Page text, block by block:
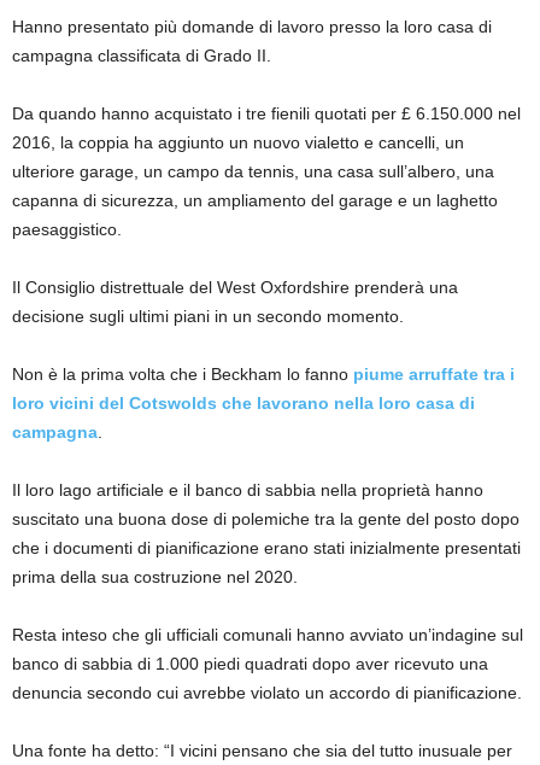
Hanno presentato più domande di lavoro presso la loro casa di
campagna classificata di Grado II.
Da quando hanno acquistato i tre fienili quotati per £ 6.150.000 nel
2016, la coppia ha aggiunto un nuovo vialetto e cancelli, un
ulteriore garage, un campo da tennis, una casa sull’albero, una
capanna di sicurezza, un ampliamento del garage e un laghetto
paesaggistico.
Il Consiglio distrettuale del West Oxfordshire prenderà una
decisione sugli ultimi piani in un secondo momento.
Non è la prima volta che i Beckham lo fanno piume arruffate tra i
loro vicini del Cotswolds che lavorano nella loro casa di
campagna
Il loro lago artificiale e il banco di sabbia nella proprietà hanno
suscitato una buona dose di polemiche tra la gente del posto dopo
che i documenti di pianificazione erano stati inizialmente presentati
prima della sua costruzione nel 2020.
Resta inteso che gli ufficiali comunali hanno avviato un’indagine sul
banco di sabbia di 1.000 piedi quadrati dopo aver ricevuto una
denuncia secondo cui avrebbe violato un accordo di pianificazione.
Una fonte ha detto: “I vicini pensano che sia del tutto inusuale per